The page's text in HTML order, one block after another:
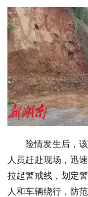
险情发生后，
人员赶赴现场，迅
拉起警戒线，划定
人和车辆绕行，防